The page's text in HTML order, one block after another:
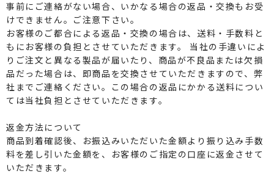
事前にご連絡がない場合、いかなる場合の返品・交換もお受
けできません。ご注意下さい。
お客様のご都合による返品・交換の場合は、送料・手数料と
もにお客様の負担とさせていただきます。 当社の手違いによ
りご注文と異なる製品が届いたり、商品が不良品または欠損
品だった場合は、即商品を交換させていただきますので、弊
社までご連絡ください。この場合の返品にかかる送料につい
ては当社負担とさせていただきます。
返金方法について
商品到着確認後、お振込みいただいた金額より振り込み手数
料を差し引いた金額を、お客様のご指定の口座に返金させて
いただきます。